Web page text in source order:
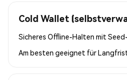
Cold Wallet
Sicheres Offline-Halten mit
Am besten geeignet für